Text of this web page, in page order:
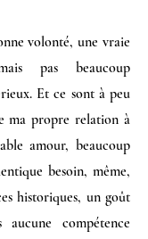
volonté, une vraie
pas beaucoup
Et ce sont à peu
ma propre relation à
amour, beaucoup
besoin, même,
historiques, un goût
compétence